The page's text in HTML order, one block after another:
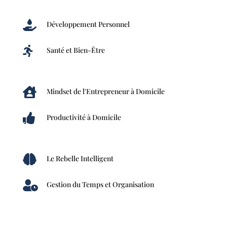
 Développement Personnel
 Santé et Bien-Être
 Mindset de l'Entrepreneur à Domicile
 Productivité à Domicile
 Le Rebelle Intelligent
 Gestion du Temps et Organisation